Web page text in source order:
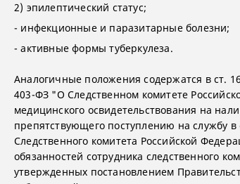
2) эпилептический статус;
- инфекционные и паразитарные болезни;
- активные формы туберкулеза.
Аналогичные положения содержатся в ст.
403-ФЗ "О Следственном комитете
медицинского освидетельствования на
препятствующего поступлению на службу
Следственного комитета Российской
обязанностей сотрудника следственного
утвержденных постановлением